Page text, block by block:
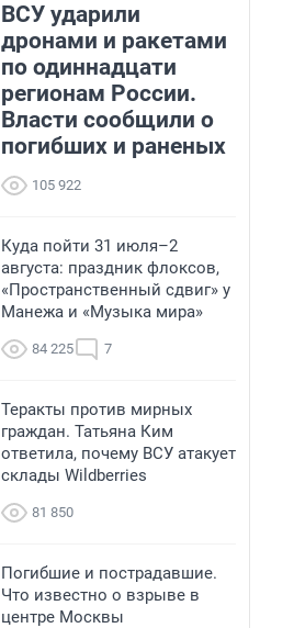
ВСУ ударили
дронами и ракетами
по одиннадцати
регионам России.
Власти сообщили о
погибших и раненых
105 922
Куда пойти 31 июля–2
августа: праздник флоксов,
«Пространственный сдвиг» у
Манежа и «Музыка мира»
84 225 7
Теракты против мирных
граждан. Татьяна Ким
ответила, почему ВСУ атакует
склады Wildberries
81 850
Погибшие и пострадавшие.
Что известно о взрыве в
центре Москвы